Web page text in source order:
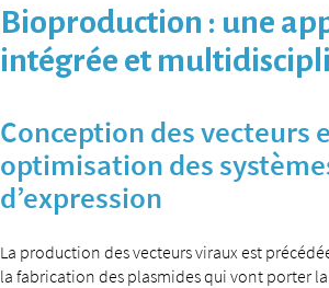
Bioproduction : une
intégrée et
Conception des vecteurs
optimisation des
d’expression
La production des vecteurs viraux est
la fabrication des plasmides qui vont porter la